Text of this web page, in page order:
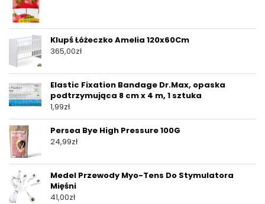
Klupś Łóżeczko Amelia 120x60Cm
365,00zł
Elastic Fixation Bandage Dr.Max, opaska
podtrzymująca 8 cm x 4 m, 1 sztuka
1,99zł
Persea Bye High Pressure 100G
24,99zł
Medel Przewody Myo-Tens Do Stymulatora
Mięśni
41,00zł